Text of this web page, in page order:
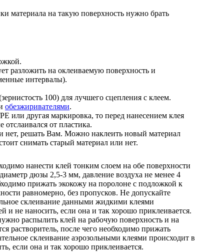
материала на такую поверхность нужно брать
разложить на оклеиваемую поверхность и
интервалы).
100) для лучшего сцепления с клеем.
обезжиривателями.
или другая маркировка, то перед нанесением клея
отслаивался от пластика.
нет, решать Вам. Можно наклеить новый материал
снимать старый материал или нет.
нанести клей тонким слоем на обе поверхности
дюзы 2,5-3 мм, давление воздуха не менее 4
прижать экокожу на поролоне с подложкой к
равномерно, без пропусков. Не допускайте
склеивание данными жидкими клеями
не наносить, если она и так хорошо приклеивается.
распылить клей на рабочую поверхность и на
растворитель, после чего необходимо прижать
склеивание аэрозольными клеями происходит в
если она и так хорошо приклеивается.